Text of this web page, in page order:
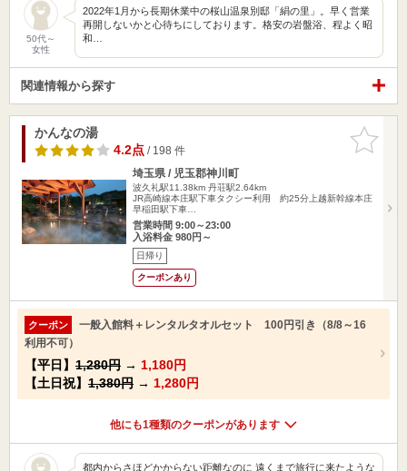
50代～
女性
2022年1月から長期休業中の桜山温泉別邸「絹の里」。早く営業
再開しないかと心待ちにしております。格安の岩盤浴、程よく昭
和…
関連情報から探す
お気に入
りに追加
かんなの湯
4.2点/ 198 件
埼玉県 / 児玉郡神川町
波久礼駅11.38km 丹荘駅2.64km
JR高崎線本庄駅下車タクシー利用 約25分上越新幹線本庄
早稲田駅下車…
営業時間 9:00～23:00
入浴料金 980円～
日帰り
クーポンあり
クーポン
一般入館料＋レンタルタオルセット 100円引き（8/8～16
利用不可）
【平日】 1,280円 → 1,180円
【土日祝】 1,380円 → 1,280円
他にも1種類のクーポンがあります
都内からさほどかからない距離なのに 遠くまで旅行に来たような